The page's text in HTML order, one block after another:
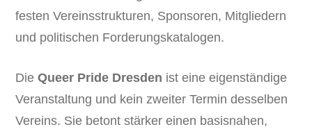
festen Vereinsstrukturen, Sponsoren, Mitgliedern
und politischen Forderungskatalogen.
DieQueer Pride Dresden ist eine eigenständige
Veranstaltung und kein zweiter Termin desselben
Vereins. Sie betont stärker einen basisnahen,